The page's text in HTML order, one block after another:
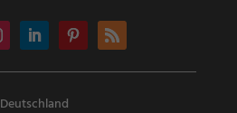
Deutschland